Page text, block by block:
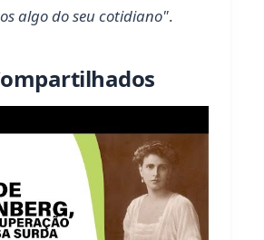
algo do seu cotidiano".